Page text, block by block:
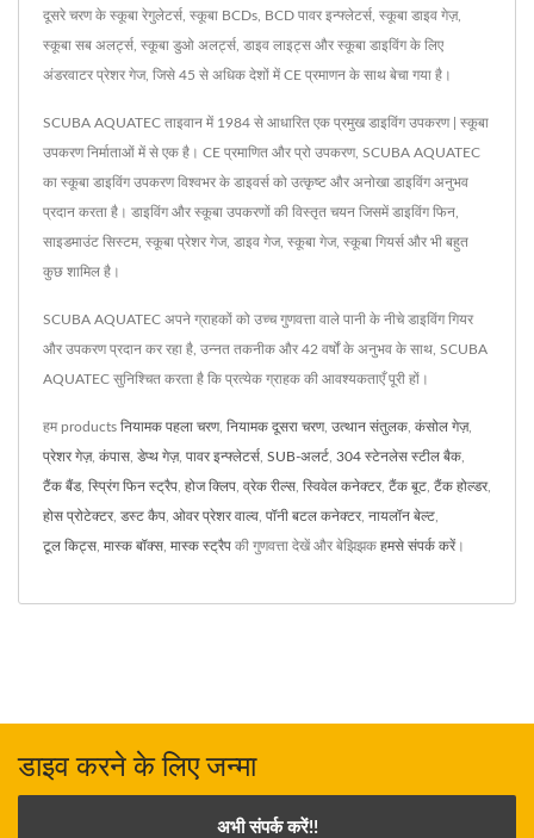
दूसरे चरण के स्कूबा रेगुलेटर्स, स्कूबा BCDs, BCD पावर इन्फ्लेटर्स, स्कूबा डाइव गेज़,
स्कूबा सब अलर्ट्स, स्कूबा डुओ अलर्ट्स, डाइव लाइट्स और स्कूबा डाइविंग के लिए
अंडरवाटर प्रेशर गेज, जिसे 45 से अधिक देशों में CE प्रमाणन के साथ बेचा गया है।
SCUBA AQUATEC ताइवान में 1984 से आधारित एक प्रमुख डाइविंग उपकरण | स्कूबा
उपकरण निर्माताओं में से एक है। CE प्रमाणित और प्रो उपकरण, SCUBA AQUATEC
का स्कूबा डाइविंग उपकरण विश्वभर के डाइवर्स को उत्कृष्ट और अनोखा डाइविंग अनुभव
प्रदान करता है। डाइविंग और स्कूबा उपकरणों की विस्तृत चयन जिसमें डाइविंग फिन,
साइडमाउंट सिस्टम, स्कूबा प्रेशर गेज, डाइव गेज, स्कूबा गेज, स्कूबा गियर्स और भी बहुत
कुछ शामिल है।
SCUBA AQUATEC अपने ग्राहकों को उच्च गुणवत्ता वाले पानी के नीचे डाइविंग गियर
और उपकरण प्रदान कर रहा है, उन्नत तकनीक और 42 वर्षों के अनुभव के साथ, SCUBA
AQUATEC सुनिश्चित करता है कि प्रत्येक ग्राहक की आवश्यकताएँ पूरी हों।
हम products नियामक पहला चरण, नियामक दूसरा चरण, उत्थान संतुलक कंसोल गेज़,
प्रेशर गेज़, कंपास डेप्थ गेज़, पावर इन्फ्लेटर्स SUB-अलर्ट 304 स्टेनलेस स्टील बैक
टैंक बैंड, स्प्रिंग फिन स्ट्रैप होज क्लिप व्रेक रील्स स्विवेल कनेक्टर, टैंक बूट टैंक होल्डर,
होस प्रोटेक्टर, डस्ट कैप ओवर प्रेशर वाल्व पॉनी बटल कनेक्टर, नायलॉन बेल्ट
टूल किट्स मास्क बॉक्स मास्क स्ट्रैप की गुणवत्ता देखें और बेझिझक हमसे संपर्क करें।
डाइव करने के लिए जन्मा
अभी संपर्क करें!!